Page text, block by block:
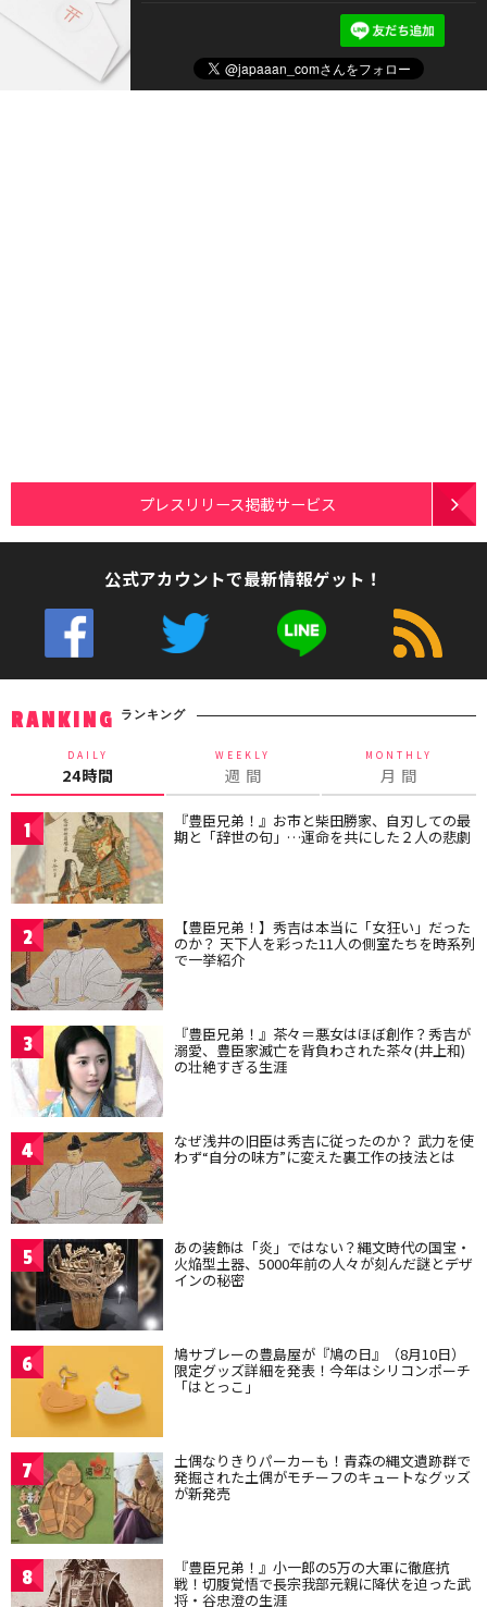
プレスリリース掲載サービス
公式アカウントで最新情報ゲット！
RANKING ランキング
DAILY
24時間
WEEKLY
週 間
MONTHLY
月 間
1 『豊臣兄弟！』お市と柴田勝家、自刃しての最
期と「辞世の句」…運命を共にした２人の悲劇
2 【豊臣兄弟！】秀吉は本当に「女狂い」だった
のか？ 天下人を彩った11人の側室たちを時系列
で一挙紹介
3 『豊臣兄弟！』茶々＝悪女はほぼ創作？秀吉が
溺愛、豊臣家滅亡を背負わされた茶々(井上和)
の壮絶すぎる生涯
4 なぜ浅井の旧臣は秀吉に従ったのか？ 武力を使
わず“自分の味方”に変えた裏工作の技法とは
5 あの装飾は「炎」ではない？縄文時代の国宝・
火焔型土器、5000年前の人々が刻んだ謎とデザ
インの秘密
6 鳩サブレーの豊島屋が『鳩の日』（8月10日）
限定グッズ詳細を発表！今年はシリコンポーチ
「はとっこ」
7 土偶なりきりパーカーも！青森の縄文遺跡群で
発掘された土偶がモチーフのキュートなグッズ
が新発売
8 『豊臣兄弟！』小一郎の5万の大軍に徹底抗
戦！切腹覚悟で長宗我部元親に降伏を迫った武
将・谷忠澄の生涯